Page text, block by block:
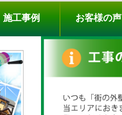
施工事例 お客様の声